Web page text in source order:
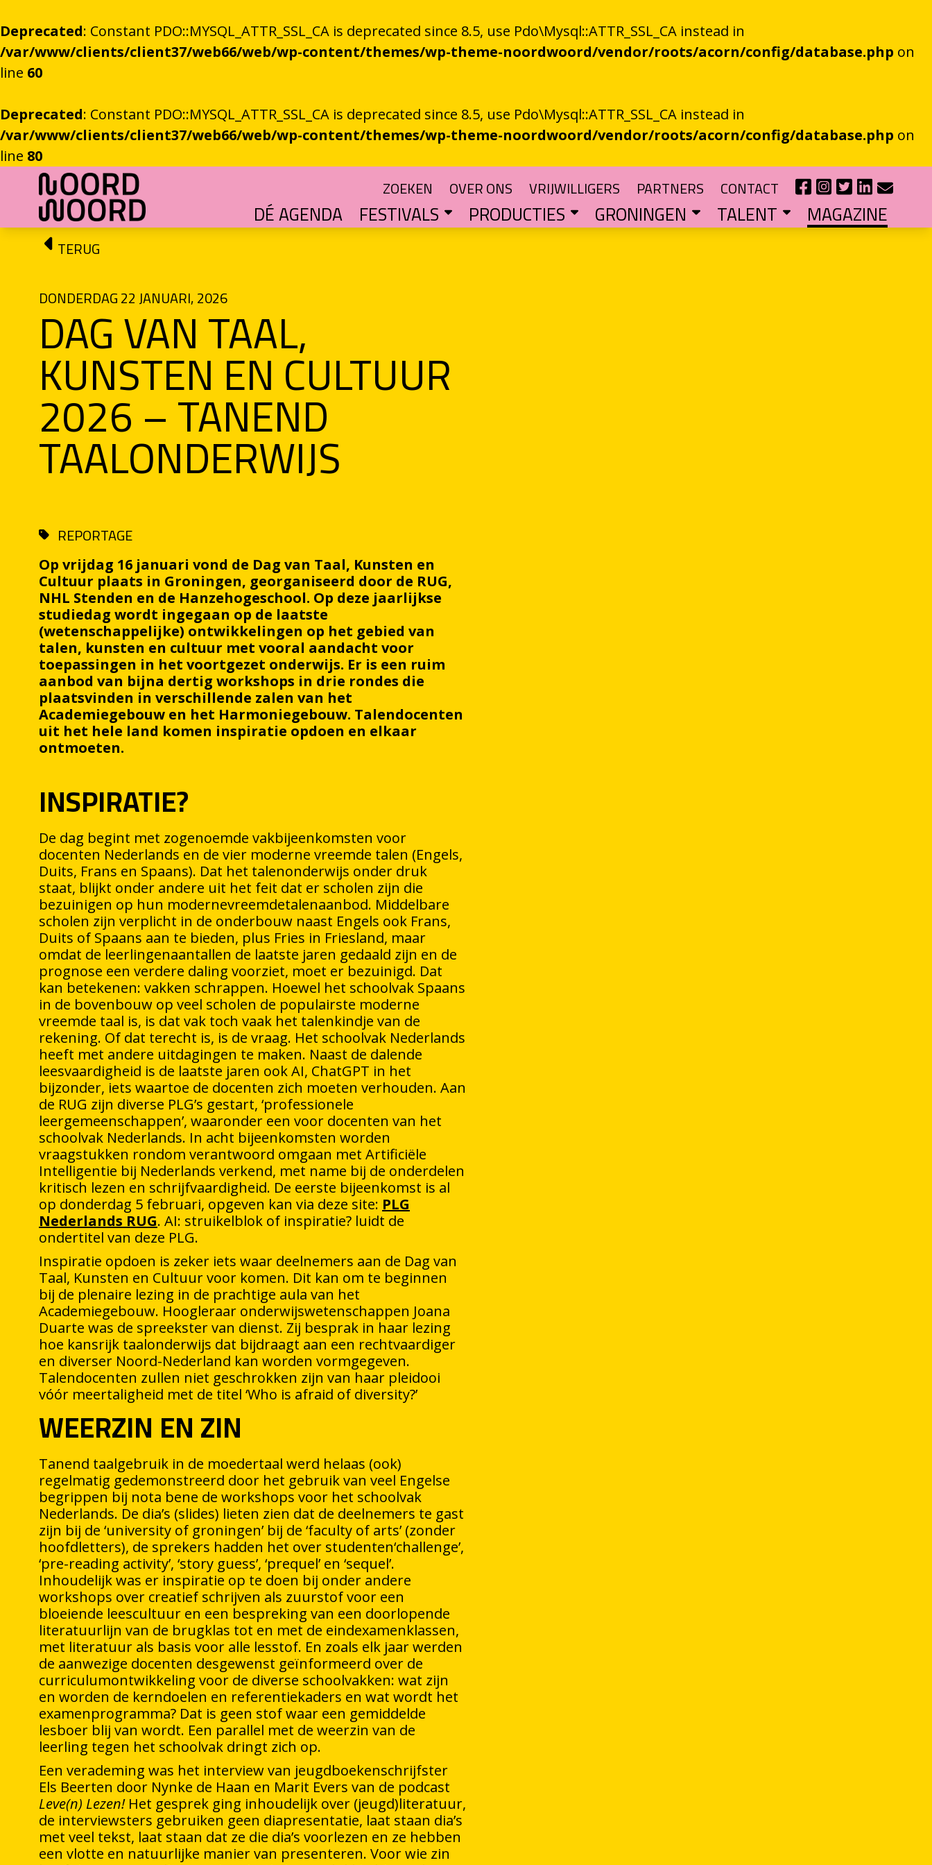
Deprecated: Constant PDO::MYSQL_ATTR_SSL_CA is deprecated since 8.5, use Pdo\Mysql::ATTR_SSL_CA instead in
/var/www/clients/client37/web66/web/wp-content/themes/wp-theme-noordwoord/vendor/roots/acorn/config/database.php on
line 60
Deprecated: Constant PDO::MYSQL_ATTR_SSL_CA is deprecated since 8.5, use Pdo\Mysql::ATTR_SSL_CA instead in
/var/www/clients/client37/web66/web/wp-content/themes/wp-theme-noordwoord/vendor/roots/acorn/config/database.php on
line 80
Ga naar de inhoud
ZOEKEN OVER ONS VRIJWILLIGERS PARTNERS CONTACT
DÉ AGENDA FESTIVALS PRODUCTIES GRONINGEN TALENT MAGAZINE
TERUG
DONDERDAG 22 JANUARI, 2026
DAG VAN TAAL,
KUNSTEN EN CULTUUR
2026 – TANEND
TAALONDERWIJS
REPORTAGE
Op vrijdag 16 januari vond de Dag van Taal, Kunsten en
Cultuur plaats in Groningen, georganiseerd door de RUG,
NHL Stenden en de Hanzehogeschool. Op deze jaarlijkse
studiedag wordt ingegaan op de laatste
(wetenschappelijke) ontwikkelingen op het gebied van
talen, kunsten en cultuur met vooral aandacht voor
toepassingen in het voortgezet onderwijs. Er is een ruim
aanbod van bijna dertig workshops in drie rondes die
plaatsvinden in verschillende zalen van het
Academiegebouw en het Harmoniegebouw. Talendocenten
uit het hele land komen inspiratie opdoen en elkaar
ontmoeten.
INSPIRATIE?
De dag begint met zogenoemde vakbijeenkomsten voor
docenten Nederlands en de vier moderne vreemde talen (Engels,
Duits, Frans en Spaans). Dat het talenonderwijs onder druk
staat, blijkt onder andere uit het feit dat er scholen zijn die
bezuinigen op hun modernevreemdetalenaanbod. Middelbare
scholen zijn verplicht in de onderbouw naast Engels ook Frans,
Duits of Spaans aan te bieden, plus Fries in Friesland, maar
omdat de leerlingenaantallen de laatste jaren gedaald zijn en de
prognose een verdere daling voorziet, moet er bezuinigd. Dat
kan betekenen: vakken schrappen. Hoewel het schoolvak Spaans
in de bovenbouw op veel scholen de populairste moderne
vreemde taal is, is dat vak toch vaak het talenkindje van de
rekening. Of dat terecht is, is de vraag. Het schoolvak Nederlands
heeft met andere uitdagingen te maken. Naast de dalende
leesvaardigheid is de laatste jaren ook AI, ChatGPT in het
bijzonder, iets waartoe de docenten zich moeten verhouden. Aan
de RUG zijn diverse PLG’s gestart, ‘professionele
leergemeenschappen’, waaronder een voor docenten van het
schoolvak Nederlands. In acht bijeenkomsten worden
vraagstukken rondom verantwoord omgaan met Artificiële
Intelligentie bij Nederlands verkend, met name bij de onderdelen
kritisch lezen en schrijfvaardigheid. De eerste bijeenkomst is al
op donderdag 5 februari, opgeven kan via deze site: PLG
Nederlands RUG. AI: struikelblok of inspiratie? luidt de
ondertitel van deze PLG.
Inspiratie opdoen is zeker iets waar deelnemers aan de Dag van
Taal, Kunsten en Cultuur voor komen. Dit kan om te beginnen
bij de plenaire lezing in de prachtige aula van het
Academiegebouw. Hoogleraar onderwijswetenschappen Joana
Duarte was de spreekster van dienst. Zij besprak in haar lezing
hoe kansrijk taalonderwijs dat bijdraagt aan een rechtvaardiger
en diverser Noord-Nederland kan worden vormgegeven.
Talendocenten zullen niet geschrokken zijn van haar pleidooi
vóór meertaligheid met de titel ‘Who is afraid of diversity?’
WEERZIN EN ZIN
Tanend taalgebruik in de moedertaal werd helaas (ook)
regelmatig gedemonstreerd door het gebruik van veel Engelse
begrippen bij nota bene de workshops voor het schoolvak
Nederlands. De dia’s (slides) lieten zien dat de deelnemers te gast
zijn bij de ‘university of groningen’ bij de ‘faculty of arts’ (zonder
hoofdletters), de sprekers hadden het over studenten‘challenge’,
‘pre-reading activity’, ‘story guess’, ‘prequel’ en ‘sequel’.
Inhoudelijk was er inspiratie op te doen bij onder andere
workshops over creatief schrijven als zuurstof voor een
bloeiende leescultuur en een bespreking van een doorlopende
literatuurlijn van de brugklas tot en met de eindexamenklassen,
met literatuur als basis voor alle lesstof. En zoals elk jaar werden
de aanwezige docenten desgewenst geïnformeerd over de
curriculumontwikkeling voor de diverse schoolvakken: wat zijn
en worden de kerndoelen en referentiekaders en wat wordt het
examenprogramma? Dat is geen stof waar een gemiddelde
lesboer blij van wordt. Een parallel met de weerzin van de
leerling tegen het schoolvak dringt zich op.
Een verademing was het interview van jeugdboekenschrijfster
Els Beerten door Nynke de Haan en Marit Evers van de podcast
Leve(n) Lezen!Het gesprek ging inhoudelijk over (jeugd)literatuur,
de interviewsters gebruiken geen diapresentatie, laat staan dia’s
met veel tekst, laat staan dat ze die dia’s voorlezen en ze hebben
een vlotte en natuurlijke manier van presenteren. Voor wie zin